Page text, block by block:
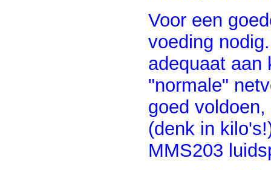
Voor een
voeding
adequaat aan
"normale"
goed
(denk in
MMS203